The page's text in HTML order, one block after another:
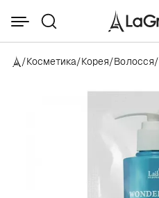
/Косметика/Корея/Волосся/